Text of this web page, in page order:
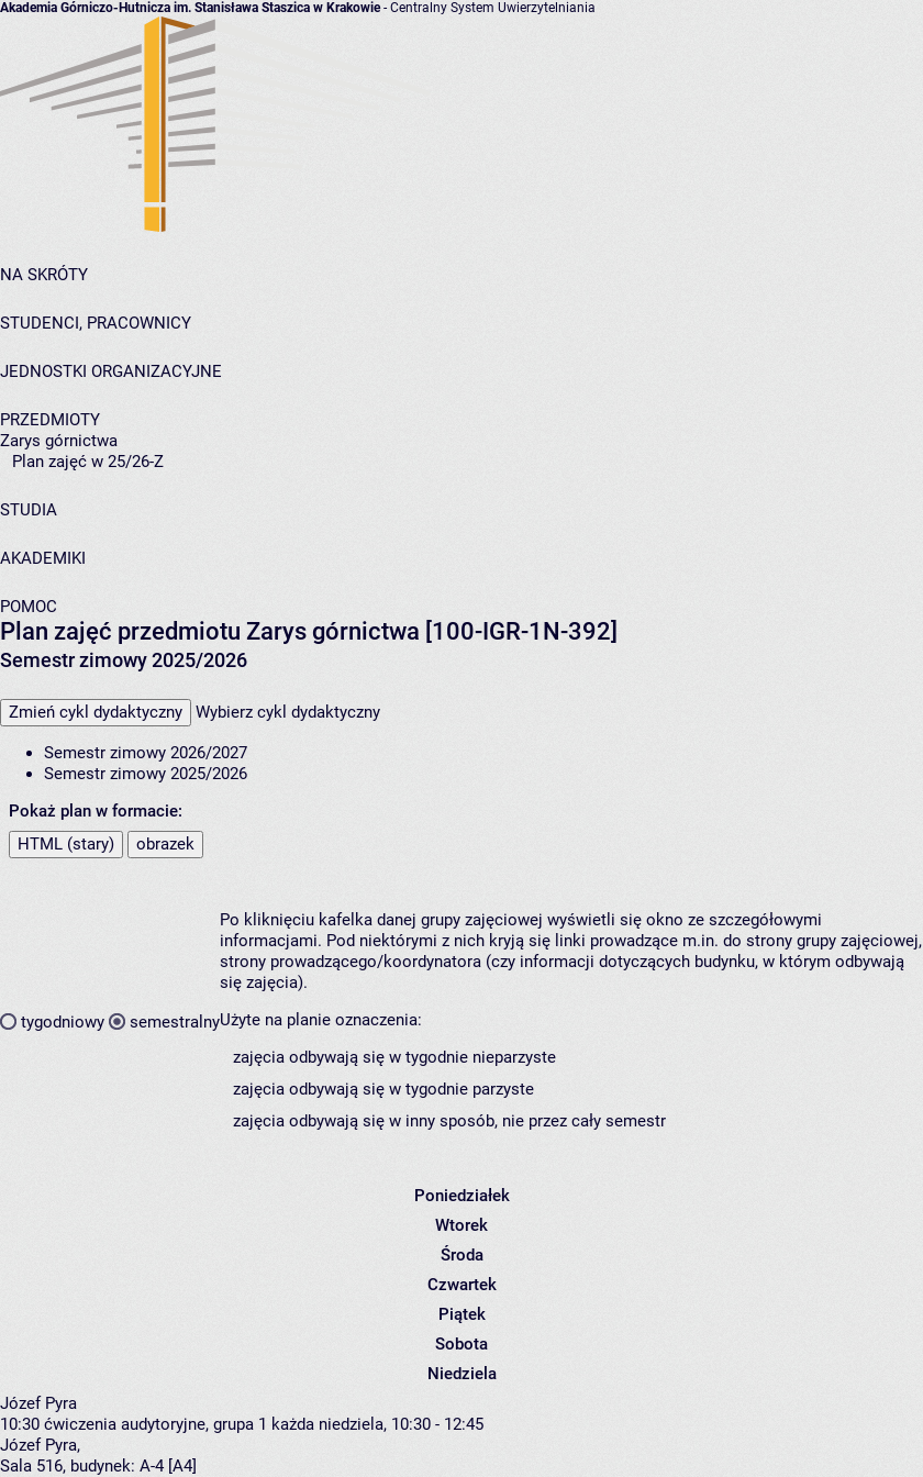
Akademia Górniczo-Hutnicza im. Stanisława Staszica w Krakowie- Centralny System Uwierzytelniania
NA SKRÓTY
STUDENCI, PRACOWNICY
JEDNOSTKI ORGANIZACYJNE
PRZEDMIOTY
Zarys górnictwa
Plan zajęć w 25/26-Z
STUDIA
AKADEMIKI
POMOC
Plan zajęć przedmiotu Zarys górnictwa [100-IGR-1N-392]
Semestr zimowy 2025/2026
Zmień cykl dydaktyczny Wybierz cykl dydaktyczny
Semestr zimowy 2026/2027
Semestr zimowy 2025/2026
Pokaż plan w formacie:
HTML (stary)
obrazek
tygodniowy semestralny
Po kliknięciu kafelka danej grupy zajęciowej wyświetli się okno ze szczegółowymi
informacjami. Pod niektórymi z nich kryją się linki prowadzące m.in. do strony grupy zajęciowej,
strony prowadzącego/koordynatora (czy informacji dotyczących budynku, w którym odbywają
się zajęcia).
Użyte na planie oznaczenia:
zajęcia odbywają się w tygodnie nieparzyste
zajęcia odbywają się w tygodnie parzyste
zajęcia odbywają się w inny sposób, nie przez cały semestr
Poniedziałek
Wtorek
Środa
Czwartek
Piątek
Sobota
Niedziela
Józef Pyra
10:30 ćwiczenia audytoryjne, grupa 1 każda niedziela, 10:30 - 12:45
Józef Pyra,
Sala 516, budynek: A-4 [A4]